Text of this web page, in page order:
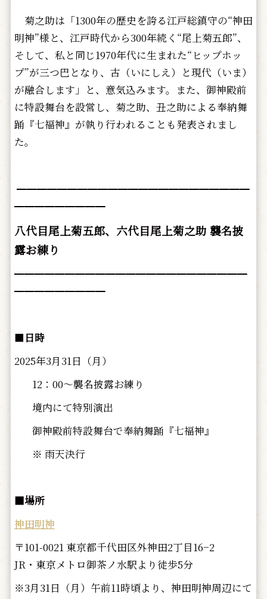
菊之助は「1300年の歴史を誇る江戸総鎮守の“神田
明神”様と、江戸時代から300年続く“尾上菊五郎”、
そして、私と同じ1970年代に生まれた“ヒップホッ
プ”が三つ巴となり、古（いにしえ）と現代（いま）
が融合します」と、意気込みます。また、御神殿前
に特設舞台を設営し、菊之助、丑之助による奉納舞
踊『七福神』が執り行われることも発表されまし
た。
━━━━━━━━━━━━━━━━━━━━━━━
━━━━━━━━━
八代目尾上菊五郎、六代目尾上菊之助 襲名披
露お練り
━━━━━━━━━━━━━━━━━━━━━━━
━━━━━━━━━
■ 日時
2025年3月31日（月）
12：00～襲名披露お練り
境内にて特別演出
御神殿前特設舞台で奉納舞踊『七福神』
※ 雨天決行
■場所
神田明神
〒101-0021 東京都千代田区外神田2丁目16−2
JR・東京メトロ御茶ノ水駅より徒歩5分
※3月31日（月）午前11時頃より、神田明神周辺にて